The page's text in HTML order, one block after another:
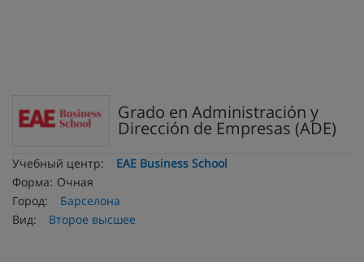
Grado en Administración y
Dirección de Empresas (ADE)
Учебный центр:
EAE Business School
Форма: Очная
Город:
Барселона
Вид:
Второе высшее